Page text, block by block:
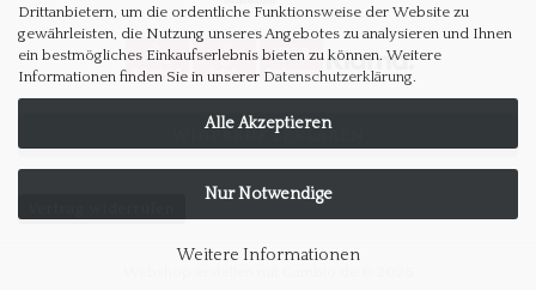
Drittanbietern, um die ordentliche Funktionsweise der Website zu
gewährleisten, die Nutzung unseres Angebotes zu analysieren und Ihnen
ein bestmögliches Einkaufserlebnis bieten zu können. Weitere
Informationen finden Sie in unserer Datenschutzerklärung
Alle Akzeptieren
Nur Notwendige
Weitere Informationen
WIDERRUF ERKLÄREN